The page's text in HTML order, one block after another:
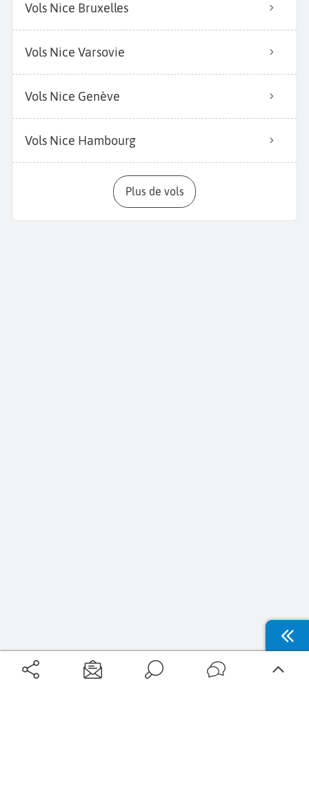
Vols Nice Bruxelles
Vols Nice Varsovie
Vols Nice Genève
Vols Nice Hambourg
Plus de vols